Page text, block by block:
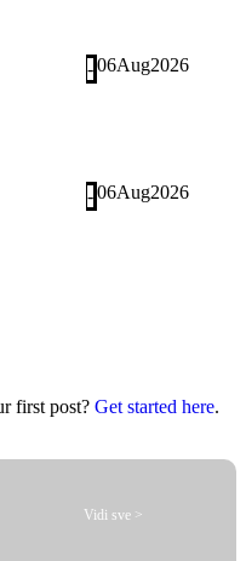
- 06Aug2026
- 06Aug2026
first post? Get started here.
Vidi sve >